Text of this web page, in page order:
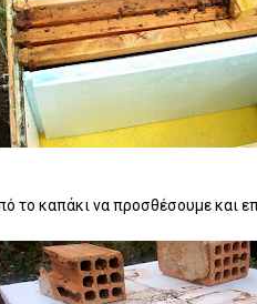
το καπάκι να προσθέσουμε και